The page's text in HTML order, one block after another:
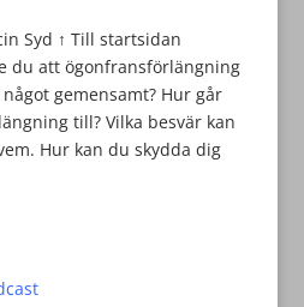
Syd ↑ Till startsidan
du att ögonfransförlängning
gemensamt? Hur går
till? Vilka besvär kan
Hur kan du skydda dig